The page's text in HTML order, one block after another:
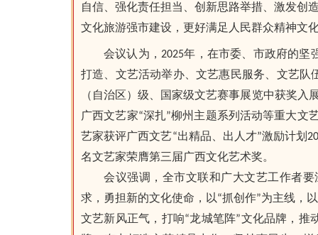
自信、强化责任担当、创新思路举措、激发创
文化旅游强市建设，更好满足人民群众精神文
会议认为，2025年，在市委、市政府的
打造、文艺活动举办、文艺惠民服务、文艺队
（自治区）级、国家级文艺赛事展览中获奖入
广西文艺家“深扎”柳州主题系列活动等重大文
艺家获评广西文艺“出精品、出人才”激励计划
名文艺家荣膺第三届广西文化艺术奖。
会议强调，全市文联和广大文艺工作者
求，勇担新的文化使命，以“抓创作”为主线，
文艺新风正气，打响“龙城笔阵”文化品牌，